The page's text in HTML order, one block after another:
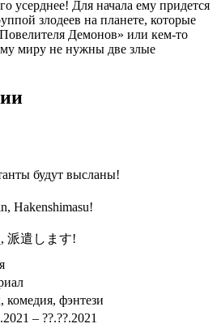
усерднее! Для начала ему придется
злодеев на планете, которые
Демонов» или кем-то
миру не нужны две злые
будут высланы!
Hakenshimasu!
派遣します!
комедия, фэнтези
– ??.??.2021